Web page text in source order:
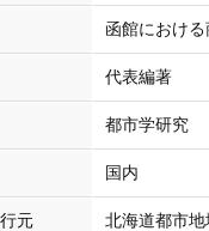
函館におけ
代表編著
都市学研究
国内
元 北海道都市